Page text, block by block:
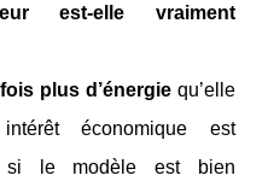
est‑elle vraiment
plus d’énergiequ’elle
économique est
si le modèle est bien